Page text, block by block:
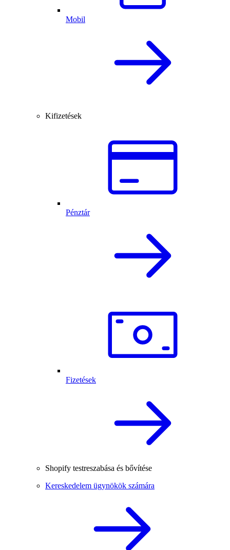
Mobil
Kifizetések
Pénztár
Fizetések
Shopify testreszabása és bővítése
Kereskedelem ügynökök számára